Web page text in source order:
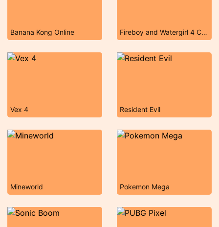
Banana Kong Online Fireboy and Watergirl 4 Crystal Temple
Vex 4 Resident Evil
Mineworld Pokemon Mega